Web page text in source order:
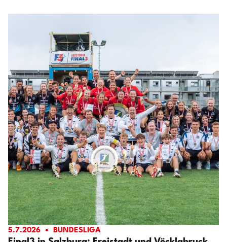
5.7.2026 BUNDESLIGA